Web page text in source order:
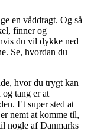
en våddragt. Og så
finner og
du vil dykke ned
Se, hvordan du
hvor du trygt kan
og tang er at
Et super sted at
nemt at komme til,
nogle af Danmarks